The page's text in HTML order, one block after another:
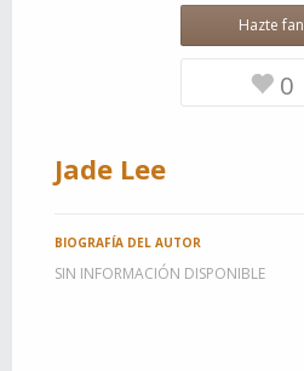
Hazte fan
0
Jade Lee
BIOGRAFÍA DEL AUTOR
SIN INFORMACIÓN DISPONIBLE